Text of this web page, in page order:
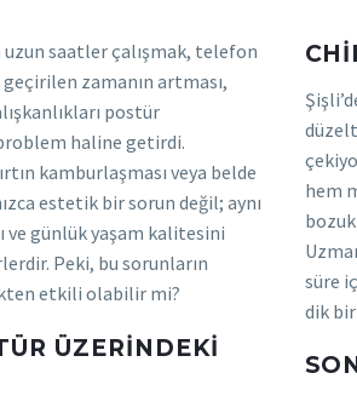
uzun saatler çalışmak, telefon
geçirilen zamanın artması,
postür
haline getirdi.
kamburlaşması veya belde
estetik bir sorun değil; aynı
ve günlük yaşam kalitesini
Peki, bu sorunların
etkili olabilir mi?
ÜZERINDEKI
hem
süre
dik